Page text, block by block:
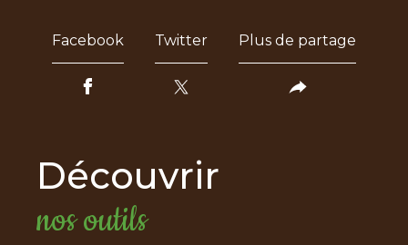
Facebook Twitter Plus de partage
découvrir
nos outils